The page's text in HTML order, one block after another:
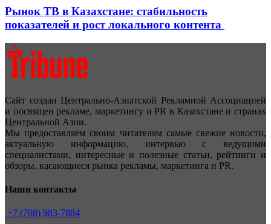
Рынок ТВ в Казахстане: стабильность
показателей и рост локального контента
Сайт создан Центрально-Азиатской Рекламной Ассоциацией
и посвящен рекламе, маркетингу и PR в Казахстане и странах
Центральной Азии.
Мы предоставляем своим читателям самые свежие новости,
актуальную информацию, интервью с ведущими
специалистами, интересные и полезные статьи, рейтинги и
обзоры, касающиеся рынка рекламы, маркетинга и PR.
Наши контакты
+7 (708) 983-7884